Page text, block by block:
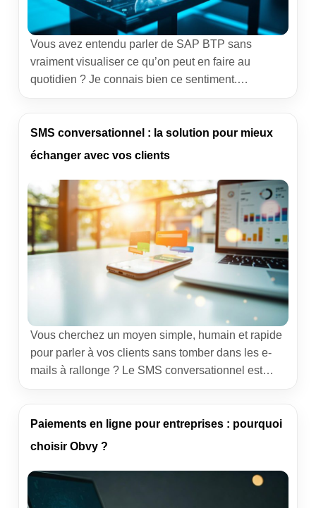
Vous avez entendu parler de SAP BTP sans
vraiment visualiser ce qu’on peut en faire au
quotidien ? Je connais bien ce sentiment.
jeu idéal pour créer vite, connecter proprement et
donner de l’élan aux projets. Prenons le sujet […]
SMS conversationnel : la solution pour mieux
échanger avec vos clients
Vous cherchez un moyen simple, humain et rapide
pour parler à vos clients sans tomber dans les e-
mails à rallonge ? Le SMS conversationnel est
Je vous partage une méthode terrain, des
messages types et les […]
Paiements en ligne pour entreprises : pourquoi
choisir Obvy ?